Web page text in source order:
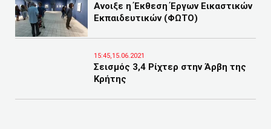
Ανοιξε η Έκθεση Έργων Εικαστικών
Εκπαιδευτικών (ΦΩΤΟ)
15:45,15.06.2021
Σεισμός 3,4 Ρίχτερ στην Άρβη της
Κρήτης